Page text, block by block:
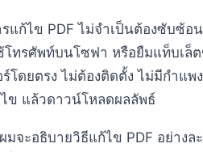
แก้ไข PDF ไม่จำเป็นต้องซับซ้
โทรศัพท์บนโซฟา หรือยืมแท็บเล็
ร์โดยตรง ไม่ต้องติดตั้ง ไม่มีกำแ
ข แล้วดาวน์โหลดผลลัพธ์
จะอธิบายวิธีแก้ไข PDF อย่างล